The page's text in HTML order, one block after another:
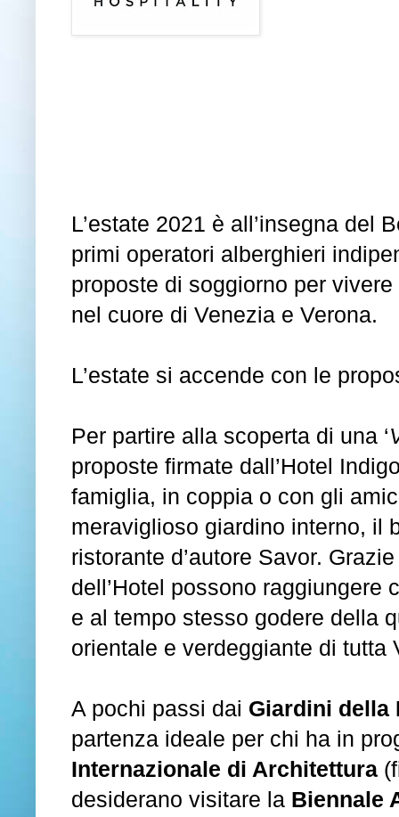
L’estate 2021 è all’insegna del
primi operatori alberghieri
proposte di soggiorno per
nel cuore di Venezia e Verona.
L’estate si accende con le
Per partire alla scoperta di una ‘
proposte firmate dall’Hotel
famiglia, in coppia o con gli
meraviglioso giardino interno, il
ristorante d’autore Savor.
dell’Hotel possono
e al tempo stesso godere della
orientale e verdeggiante di tutta
A pochi passi dai Giardini della
partenza ideale per chi ha in
Internazionale di Architettura
desiderano visitare la Biennale